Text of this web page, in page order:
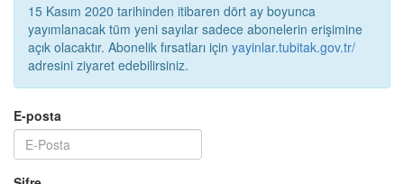
15 Kasım 2020 tarihinden itibaren dört ay boyunca
yayımlanacak tüm yeni sayılar sadece abonelerin erişimine
açık olacaktır. Abonelik fırsatları için yayinlar.tubitak.gov.tr/
adresini ziyaret edebilirsiniz.
E-posta